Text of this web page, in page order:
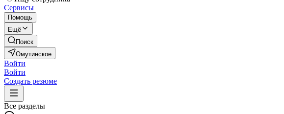
Сервисы
Помощь
Ещё
Поиск
Омутинское
Войти
Войти
Создать резюме
Все разделы